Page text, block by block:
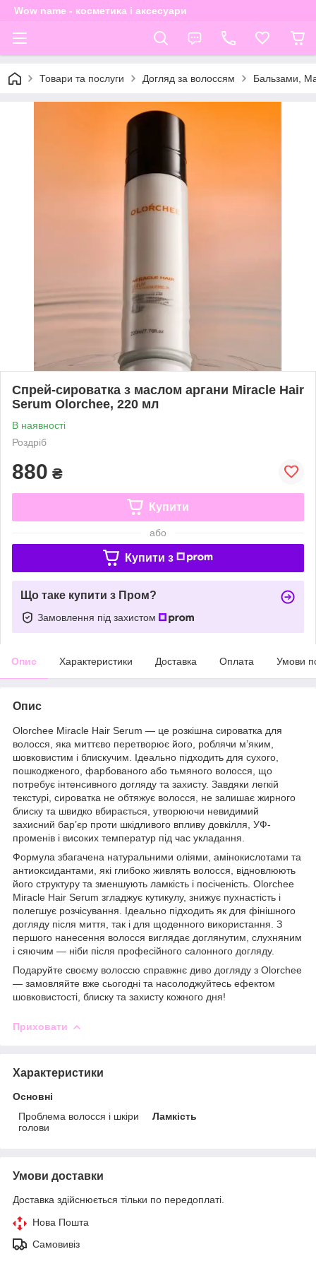
Wow name - косметика і аксесуари
Товари та послуги Догляд за волоссям Бальзами,
Спрей-сироватка з маслом аргани Miracle Hair
Serum Olorchee, 220 мл
В наявності
Роздріб
880 ₴
Купити
або
Купити з
Що таке купити з Пром?
Замовлення під захистом
Опис Характеристики Доставка Оплата Умови
Опис
Olorchee Miracle Hair Serum — це розкішна сироватка для
волосся, яка миттєво перетворює його, роблячи м’яким,
шовковистим і блискучим. Ідеально підходить для сухого,
пошкодженого, фарбованого або тьмяного волосся, що
потребує інтенсивного догляду та захисту. Завдяки легкій
текстурі, сироватка не обтяжує волосся, не залишає жирного
блиску та швидко вбирається, утворюючи невидимий
захисний бар’єр проти шкідливого впливу довкілля, УФ-
променів і високих температур під час укладання.
Формула збагачена натуральними оліями, амінокислотами та
антиоксидантами, які глибоко живлять волосся, відновлюють
його структуру та зменшують ламкість і посіченість. Olorchee
Miracle Hair Serum згладжує кутикулу, знижує пухнастість і
полегшує розчісування. Ідеально підходить як для фінішного
догляду після миття, так і для щоденного використання. З
першого нанесення волосся виглядає доглянутим, слухняним
і сяючим — ніби після професійного салонного догляду.
Подаруйте своєму волоссю справжнє диво догляду з Olorchee
— замовляйте вже сьогодні та насолоджуйтесь ефектом
шовковистості, блиску та захисту кожного дня!
Приховати
Характеристики
Основні
Проблема волосся і шкіри
голови
Ламкість
Умови доставки
Доставка здійснюється тільки по передоплаті.
Нова Пошта
Самовивіз